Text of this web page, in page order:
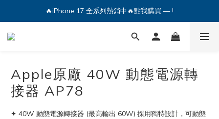
🔥iPhone 17 全系列熱銷中🔥點我購買 — !
🔥iPhone 17 全系列熱銷中🔥點我購買 — !
💕加入Q哥 Line 新好友領優惠券！🎫
Apple原廠 40W 動態電源轉
接器 AP78
✦ 40W 動態電源轉接器 (最高輸出 60W) 採用獨特設計，可動態